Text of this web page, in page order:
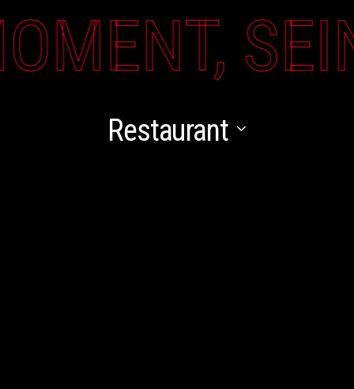
Restaurant